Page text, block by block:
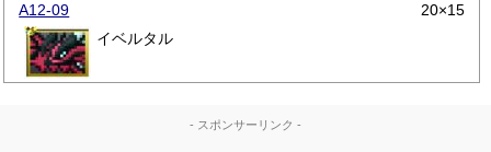
A12-09
20×15
イベルタル
- スポンサーリンク -